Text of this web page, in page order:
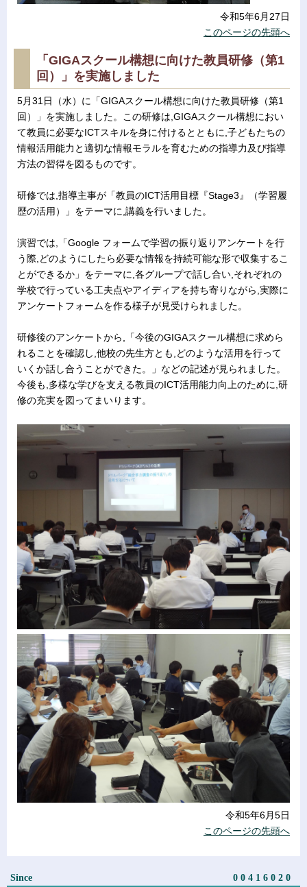
Since 00416020
令和5年6月27日
このページの先頭へ
「GIGAスクール構想に向けた教員研修（第1
回）」を実施しました
5月31日（水）に「GIGAスクール構想に向けた教員研修（第1
回）」を実施しました。この研修は,GIGAスクール構想におい
て教員に必要なICTスキルを身に付けるとともに,子どもたちの
情報活用能力と適切な情報モラルを育むための指導力及び指導
方法の習得を図るものです。
研修では,指導主事が「教員のICT活用目標『Stage3』（学習履
歴の活用）」をテーマに,講義を行いました。
演習では,「Google フォームで学習の振り返りアンケートを行
う際,どのようにしたら必要な情報を持続可能な形で収集するこ
とができるか」をテーマに,各グループで話し合い,それぞれの
学校で行っている工夫点やアイディアを持ち寄りながら,実際に
アンケートフォームを作る様子が見受けられました。
研修後のアンケートから,「今後のGIGAスクール構想に求めら
れることを確認し,他校の先生方とも,どのような活用を行って
いくか話し合うことができた。」などの記述が見られました。
今後も,多様な学びを支える教員のICT活用能力向上のために,研
修の充実を図ってまいります。
令和5年6月5日
このページの先頭へ